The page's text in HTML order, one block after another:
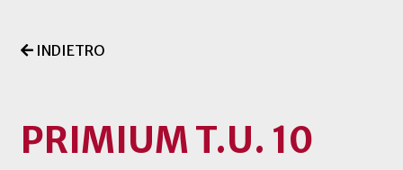
INDIETRO
PRIMIUM T.U. 10